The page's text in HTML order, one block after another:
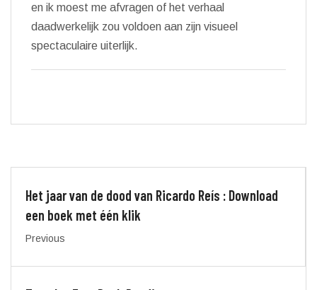
en ik moest me afvragen of het verhaal
daadwerkelijk zou voldoen aan zijn visueel
spectaculaire uiterlijk.
Het jaar van de dood van Ricardo Reís : Download
een boek met één klik
Previous